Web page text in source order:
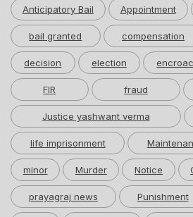
Anticipatory Bail Appointment
bail granted compensation
decision election
FIR fraud
Justice yashwant verma
life imprisonment
minor Murder Notice
prayagraj news Punishment